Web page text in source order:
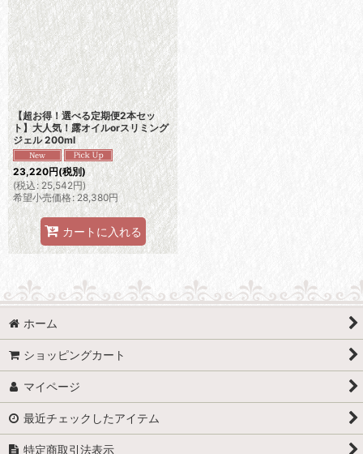
【超お得！選べる定期便2本セッ
ト】大人気！露オイルorスリミング
ジェル 200ml
23,220円(税別)
(税込 : 25,542円)
希望小売価格: 28,380円
カートに入れる
ホーム
ショッピングカート
マイページ
最近チェックしたアイテム
特定商取引法表示